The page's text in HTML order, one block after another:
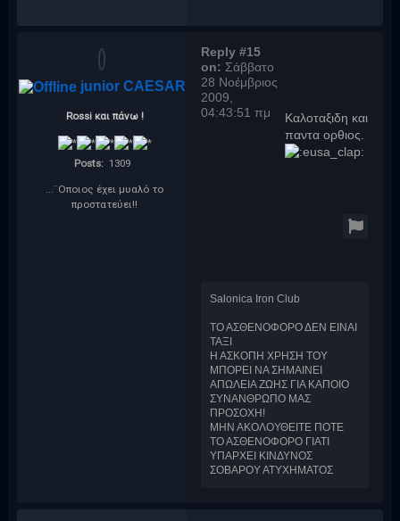
junior CAESAR
Rossi και πάνω !
Posts: 1309
...¨Οποιος έχει μυαλό το
προστατεύει!!
Reply #15
on: Σάββατο
28 Νοέμβριος
2009,
04:43:51 πμ
Καλοταξιδη και
παντα ορθιος.
Salonica Iron Club
ΤΟ ΑΣΘΕΝΟΦΟΡΟ ΔΕΝ ΕΙΝΑΙ
ΤΑΞΙ
Η ΑΣΚΟΠΗ ΧΡΗΣΗ ΤΟΥ
ΜΠΟΡΕΙ ΝΑ ΣΗΜΑΙΝΕΙ
ΑΠΩΛΕΙΑ ΖΩΗΣ ΓΙΑ ΚΑΠΟΙΟ
ΣΥΝΑΝΘΡΩΠΟ ΜΑΣ
ΠΡΟΣΟΧΗ!
ΜΗΝ ΑΚΟΛΟΥΘΕΙΤΕ ΠΟΤΕ
ΤΟ ΑΣΘΕΝΟΦΟΡΟ ΓΙΑΤΙ
ΥΠΑΡΧΕΙ ΚΙΝΔΥΝΟΣ
ΣΟΒΑΡΟΥ ΑΤΥΧΗΜΑΤΟΣ